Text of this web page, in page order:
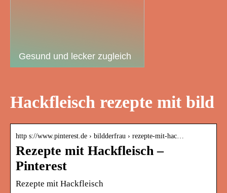
Gesund und lecker zugleich
Hackfleisch rezepte mit bild
http s://www.pinterest.de › bildderfrau › rezepte-mit-hac…
Rezepte mit Hackfleisch –
Pinterest
Rezepte mit Hackfleisch